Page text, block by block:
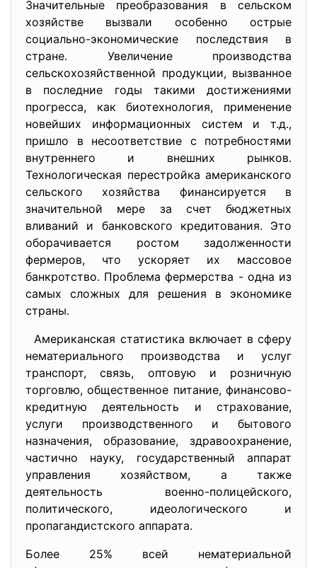
Значительные преобразования в сельском
хозяйстве вызвали особенно острые
социально-экономические последствия в
стране. Увеличение производства
сельскохозяйственной продукции, вызванное
в последние годы такими достижениями
прогресса, как биотехнология, применение
новейших информационных систем и т.д.,
пришло в несоответствие с потребностями
внутреннего и внешних рынков.
Технологическая перестройка американского
сельского хозяйства финансируется в
значительной мере за счет бюджетных
вливаний и банковского кредитования. Это
оборачивается ростом задолженности
фермеров, что ускоряет их массовое
банкротство. Проблема фермерства - одна из
самых сложных для решения в экономике
страны.
Американская статистика включает в сферу
нематериального производства и услуг
транспорт, связь, оптовую и розничную
торговлю, общественное питание, финансово-
кредитную деятельность и страхование,
услуги производственного и бытового
назначения, образование, здравоохранение,
частично науку, государственный аппарат
управления хозяйством, а также
деятельность военно-полицейского,
политического, идеологического и
пропагандистского аппарата.
Более 25% всей нематериальной